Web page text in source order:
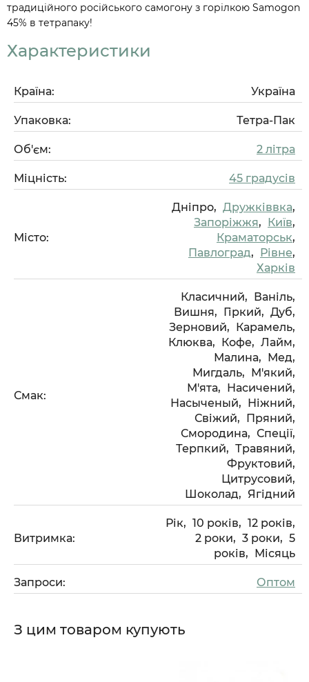
традиційного російського самогону з горілкою Samogon
45% в тетрапаку!
Характеристики
Країна: Україна
Упаковка: Тетра-Пак
Об'єм: 2 літра
Міцність: 45 градусів
Місто:
Дніпро, Дружківвка,
Запоріжжя, Київ,
Краматорськ,
Павлоград, Рівне,
Харків
Смак:
Класичний, Ваніль,
Вишня, Гіркий, Дуб,
Зерновий, Карамель,
Клюква, Кофе, Лайм,
Малина, Мед,
Мигдаль, М'який,
М'ята, Насичений,
Насыченый, Ніжний,
Свіжий, Пряний,
Смородина, Спеції,
Терпкий, Травяний,
Фруктовий,
Цитрусовий,
Шоколад, Ягідний
Витримка:
Рік, 10 років, 12 років,
2 роки, 3 роки, 5
років, Місяць
Запроси: Оптом
З цим товаром купують